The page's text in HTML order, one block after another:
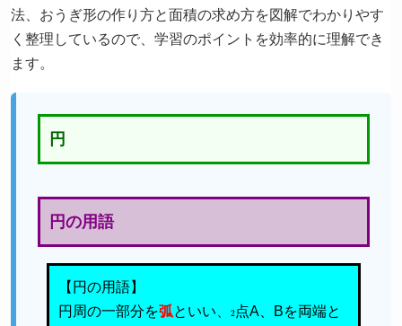
法、おうぎ形の作り方と面積の求め方を図解でわかりやす
く整理しているので、学習のポイントを効率的に理解でき
ます。
円
円の用語
【円の用語】
円周の一部分を弧といい、 2点A、Bを両端と